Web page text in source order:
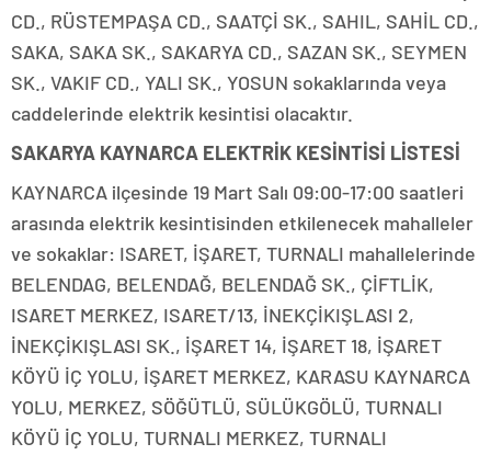
CD., RÜSTEMPAŞA CD., SAATÇİ SK., SAHIL, SAHİL CD.,
SAKA, SAKA SK., SAKARYA CD., SAZAN SK., SEYMEN
SK., VAKIF CD., YALI SK., YOSUN sokaklarında veya
caddelerinde elektrik kesintisi olacaktır.
SAKARYA KAYNARCA ELEKTRİK KESİNTİSİ LİSTESİ
KAYNARCA ilçesinde 19 Mart Salı 09:00-17:00 saatleri
arasında elektrik kesintisinden etkilenecek mahalleler
ve sokaklar: ISARET, İŞARET, TURNALI mahallelerinde
BELENDAG, BELENDAĞ, BELENDAĞ SK., ÇİFTLİK,
ISARET MERKEZ, ISARET/13, İNEKÇİKIŞLASI 2,
İNEKÇİKIŞLASI SK., İŞARET 14, İŞARET 18, İŞARET
KÖYÜ İÇ YOLU, İŞARET MERKEZ, KARASU KAYNARCA
YOLU, MERKEZ, SÖĞÜTLÜ, SÜLÜKGÖLÜ, TURNALI
KÖYÜ İÇ YOLU, TURNALI MERKEZ, TURNALI